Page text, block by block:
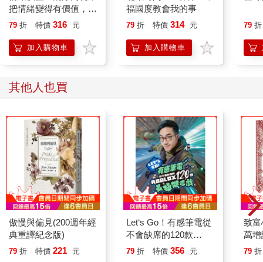
把情緒變得有價值，跟
誰都能自在相處
79 折 特價 316 元
加入購物車
福國度教會我的事
79 折 特價 314 元
加入購物車
79 折
其他人也買
傲慢與偏見(200週年經
典重譯紀念版)
79 折 特價 221 元
Let‘s Go！有感筆電從
不會缺席的120款
Roblox最極限遊戲
79 折 特價 356 元
致
萬
富、
79 折